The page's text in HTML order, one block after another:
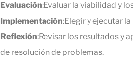
Evaluación:Evaluar la viabilidad y
Implementación:Elegir y ejecutar
Reflexión:Revisar los resultados y
de resolución de problemas.